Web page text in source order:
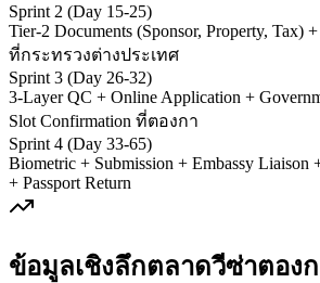
Sprint 2 (Day 15-25)
Tier-2 Documents (Sponsor, Property, Tax)
ที่กระทรวงต่างประเทศ
Sprint 3 (Day 26-32)
3-Layer QC + Online Application +
Slot Confirmation ที่ตองกา
Sprint 4 (Day 33-65)
Biometric + Submission + Embassy Liaison
+ Passport Return
ข้อมูลเชิงลึกตลาดวีซ่าตอง